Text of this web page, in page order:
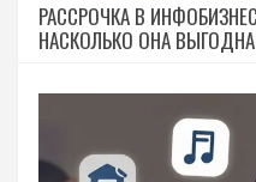
РАССРОЧКА В
НАСКОЛЬКО ОНА